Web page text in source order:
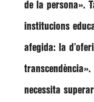
de la persona».
institucions
afegida: la
transcendència».
necessita